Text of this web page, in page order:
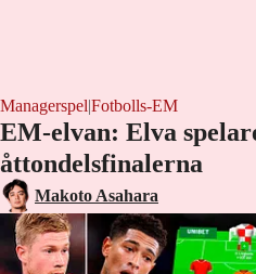
Managerspel|Fotbolls-EM
EM-elvan: Elva
åttondelsfinalerna
Makoto Asahara